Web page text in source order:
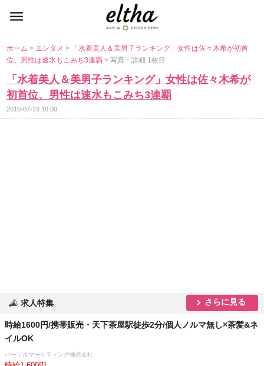
ホーム> エンタメ>
「水着美人＆美男子ランキング」女性は佐々木希が初首
位、男性は速水もこみち3連覇> 写真・詳細 1枚目
「水着美人＆美男子ランキング」女性は佐々木希が
初首位、男性は速水もこみち3連覇
2010-07-23 10:00
求人特集 さらに見る
時給1600円/携帯販売・天下茶屋駅徒歩2分/個人ノルマ無し×茶髪&ネ
イルOK
パーソルマーケティング株式会社